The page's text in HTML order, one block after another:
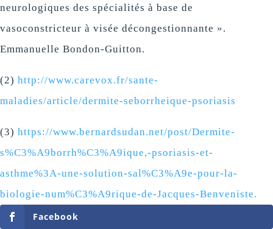
neurologiques des spécialités à base de
vasoconstricteur à visée décongestionnante ».
Emmanuelle Bondon-Guitton.
(2) http://www.carevox.fr/sante-
maladies/article/dermite-seborrheique-psoriasis
(3) https://www.bernardsudan.net/post/Dermite-
s%C3%A9borrh%C3%A9ique,-psoriasis-et-
asthme%3A-une-solution-sal%C3%A9e-pour-la-
biologie-num%C3%A9rique-de-Jacques-Benveniste.
Facebook